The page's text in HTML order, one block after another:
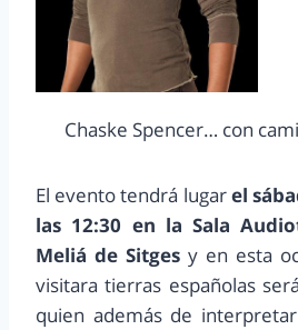
Chaske Spencer… con
El evento tendrá lugarel
las 12:30 en la Sala
Meliá de Sitges y en esta
visitara tierras españolas será
quien además de